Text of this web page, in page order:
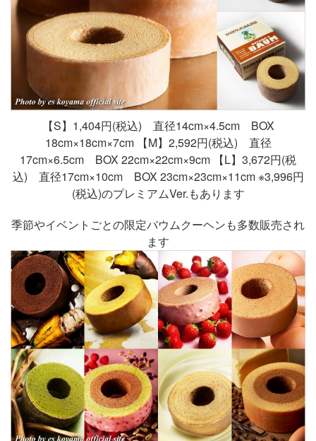
【S】1,404円(税込) 直径14cm×4.5cm BOX
18cm×18cm×7cm 【M】2,592円(税込) 直径
17cm×6.5cm BOX 22cm×22cm×9cm 【L】3,672円(税
込) 直径17cm×10cm BOX 23cm×23cm×11cm ※3,996円
(税込)のプレミアムVer.もあります
季節やイベントごとの限定バウムクーヘンも多数販売され
ます